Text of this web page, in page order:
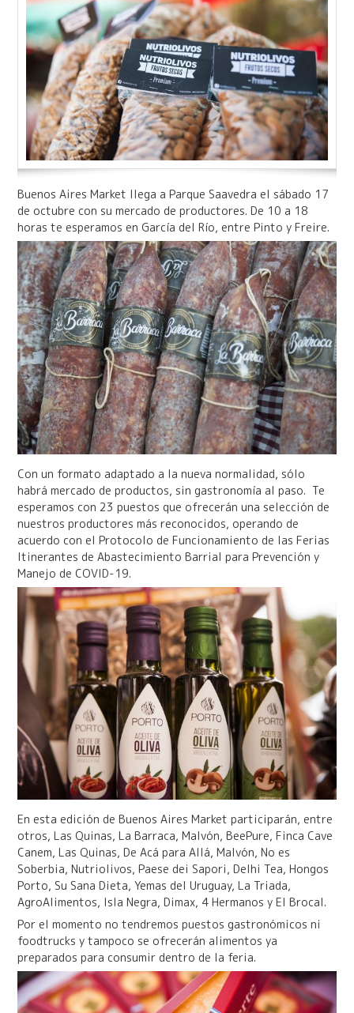
Buenos Aires Market llega a Parque Saavedra el sábado 17
de octubre con su mercado de productores. De 10 a 18
horas te esperamos en García del Río, entre Pinto y Freire.
Con un formato adaptado a la nueva normalidad, sólo
habrá mercado de productos, sin gastronomía al paso. Te
esperamos con 23 puestos que ofrecerán una selección de
nuestros productores más reconocidos, operando de
acuerdo con el Protocolo de Funcionamiento de las Ferias
Itinerantes de Abastecimiento Barrial para Prevención y
Manejo de COVID-19.
En esta edición de Buenos Aires Market participarán, entre
otros, Las Quinas, La Barraca, Malvón, BeePure, Finca Cave
Canem, Las Quinas, De Acá para Allá, Malvón, No es
Soberbia, Nutriolivos, Paese dei Sapori, Delhi Tea, Hongos
Porto, Su Sana Dieta, Yemas del Uruguay, La Triada,
AgroAlimentos, Isla Negra, Dimax, 4 Hermanos y El Brocal.
Por el momento no tendremos puestos gastronómicos ni
foodtrucks y tampoco se ofrecerán alimentos ya
preparados para consumir dentro de la feria.